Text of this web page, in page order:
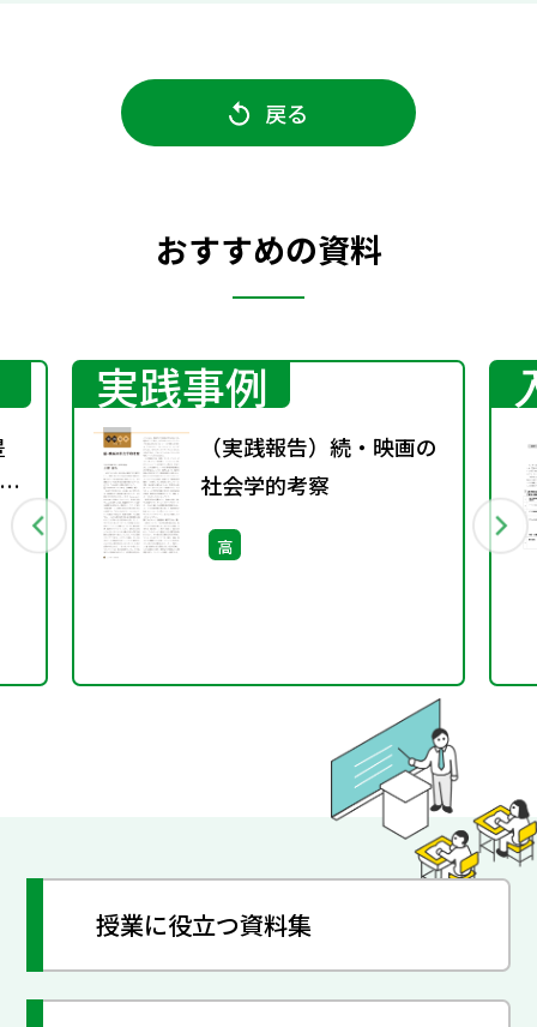
戻る
おすすめの資料
実践事例
（実践報告）続・映画の
社会学的考察
高
授業に役立つ資料集